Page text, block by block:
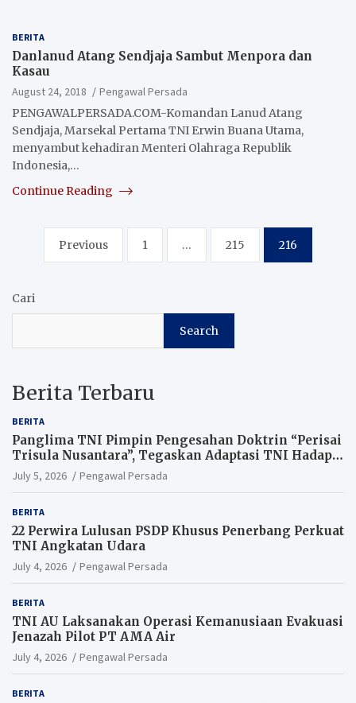
BERITA
Danlanud Atang Sendjaja Sambut Menpora dan
Kasau
August 24, 2018
Pengawal Persada
PENGAWALPERSADA.COM-Komandan Lanud Atang
Sendjaja, Marsekal Pertama TNI Erwin Buana Utama,
menyambut kehadiran Menteri Olahraga Republik
Indonesia,…
Continue Reading
Posts
pagination
Previous 1 … 215 216
Cari
Search
Berita Terbaru
BERITA
Panglima TNI Pimpin Pengesahan Doktrin “Perisai
Trisula Nusantara”, Tegaskan Adaptasi TNI Hadapi
Perang Modern
July 5, 2026 Pengawal Persada
BERITA
22 Perwira Lulusan PSDP Khusus Penerbang Perkuat
TNI Angkatan Udara
July 4, 2026 Pengawal Persada
BERITA
TNI AU Laksanakan Operasi Kemanusiaan Evakuasi
Jenazah Pilot PT AMA Air
July 4, 2026 Pengawal Persada
BERITA